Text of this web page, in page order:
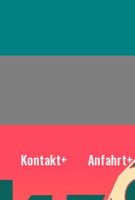
Kontakt+ Anfahrt+